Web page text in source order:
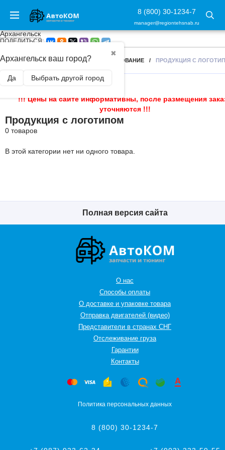
8 (800) 30-1234-7
manager@regiontehsnab.ru
Архангельск
✖
Архангельск ваш город?
Да Выбрать другой город
ПОДЕЛИТЬСЯ:
ГЛАВНАЯ / БУКСИРОВОЧНОЕ ОБОРУДОВАНИЕ / ПРОДУКЦИЯ С
!!! Цены на сайте информативны, после размещения
уточняются !!!
Продукция с логотипом
0 товаров
В этой категории нет ни одного товара.
Полная версия сайта
О нас
Способы оплаты
О доставке и упаковке товара
Отправка двигателей (видео)
Представители в странах СНГ
Oтслеживание груза
Гарантии
Контакты
Политика персональных данных
8 (800) 30-1234-7